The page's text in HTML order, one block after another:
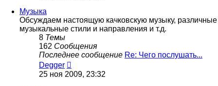
Музыка
Обсуждаем настоящую качковскую музыку, различные
музыкальные стили и направления и т.д.
8 Темы
162 Сообщения
Последнее сообщение Re: Чего послушать...
Degger
к
25 ноя 2009, 23:32